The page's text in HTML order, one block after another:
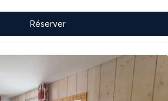
Réserver